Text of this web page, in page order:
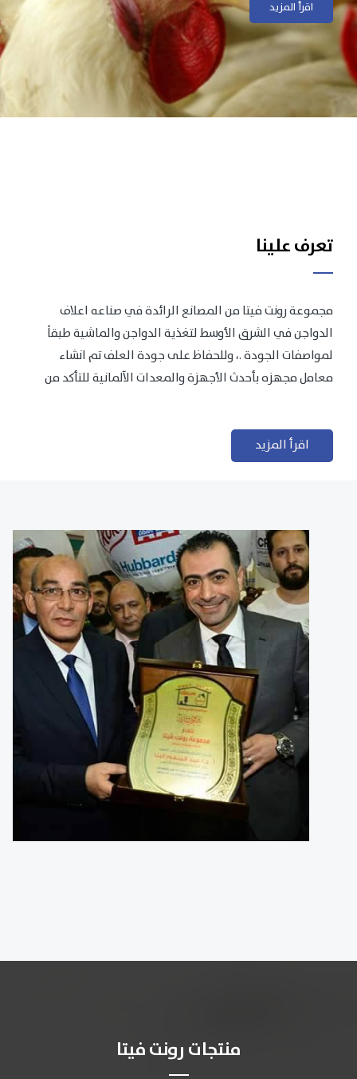
اقرأ المزيداقرأ المزيد
تعرف علينا
مجموعة رونت فيتا من المصانع الرائدة في صناعه اعلاف
الدواجن في الشرق الأوسط لتغذية الدواجن والماشية طبقاً
لمواصفات الجودة .، وللحفاظ على جودة العلف تم انشاء
معامل مجهزه بأحدث الأجهزة والمعدات الآلمانية للتأكد من
اقرأ المزيد
منتجات رونت فيتا